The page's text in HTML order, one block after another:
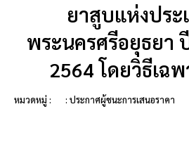
ยาสูบแห่งประ
พระนครศรีอยุธยา
2564 โดยวิธีเฉพ
หมวดหมู่ : : ประกาศผู้ชนะการเสนอราคา